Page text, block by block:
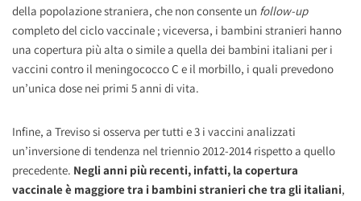
della popolazione straniera, che non consente un follow-up
completo del ciclo vaccinale ; viceversa, i bambini stranieri hanno
una copertura più alta o simile a quella dei bambini italiani per i
vaccini contro il meningococco C e il morbillo, i quali prevedono
un’unica dose nei primi 5 anni di vita.
Infine, a Treviso si osserva per tutti e 3 i vaccini analizzati
un’inversione di tendenza nel triennio 2012-2014 rispetto a quello
precedente. Negli anni più recenti, infatti, la copertura
vaccinale è maggiore tra i bambini stranieri che tra gli italiani,